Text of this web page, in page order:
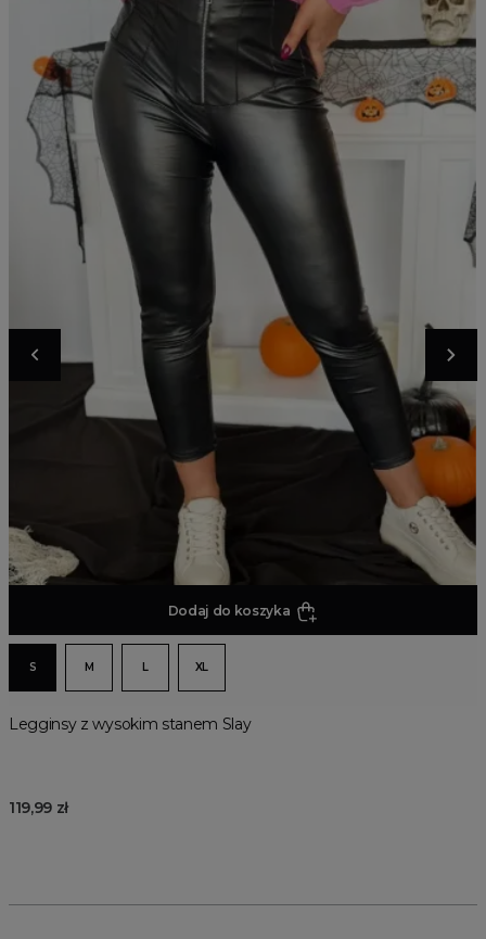
Dodaj do koszyka
S M L XL
Legginsy z wysokim stanem Slay
119,99 zł